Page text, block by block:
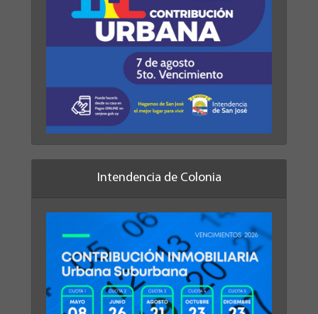
Intendencia de Colonia